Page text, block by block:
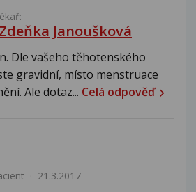
Janoušková
Dle vašeho těhotenského
gravidní, místo menstruace
Ale dotaz... Celá odpověď
21.3.2017